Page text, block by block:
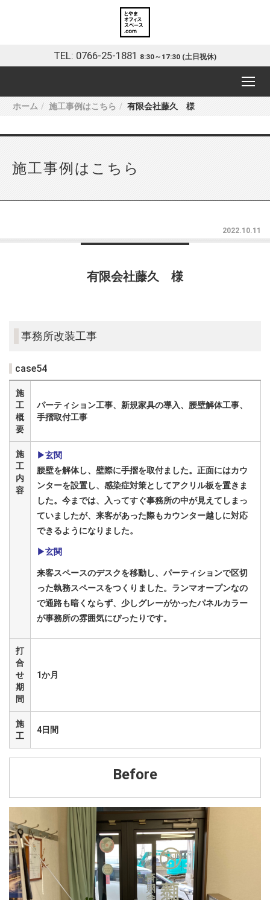
TEL: 0766-25-1881 8:30～17:30 (土日祝休)
ホーム 施工事例はこちら 有限会社藤久 様
施工事例はこちら
2022.10.11
有限会社藤久 様
事務所改装工事
case54
施
工
概
要
パーティション工事、新規家具の導入、腰壁解体工事、
手摺取付工事
施
工
内
容
▶玄関
腰壁を解体し、壁際に手摺を取付ました。正面にはカウ
ンターを設置し、感染症対策としてアクリル板を置きま
した。今までは、入ってすぐ事務所の中が見えてしまっ
ていましたが、来客があった際もカウンター越しに対応
できるようになりました。
▶玄関
来客スペースのデスクを移動し、パーティションで区切
った執務スペースをつくりました。ランマオープンなの
で通路も暗くならず、少しグレーがかったパネルカラー
が事務所の雰囲気にぴったりです。
打
合
せ
期
間
1か月
施
工
4日間
Before